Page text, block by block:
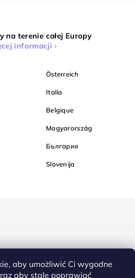
aby umożliwić Ci wygodne
aby stale poprawiać
na terenie całej Europy
informacji
Österreich
Italia
Belgique
Magyarország
България
Slovenija